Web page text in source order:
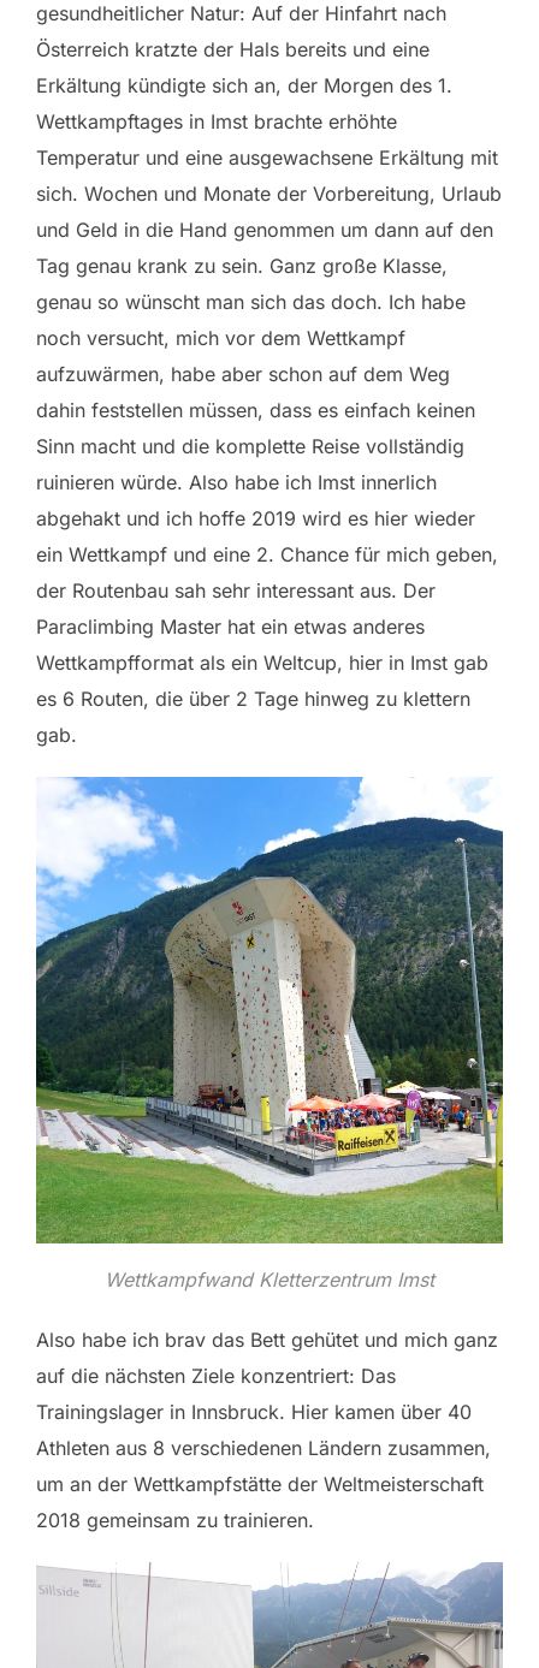
gesundheitlicher Natur: Auf der Hinfahrt nach
Österreich kratzte der Hals bereits und eine
Erkältung kündigte sich an, der Morgen des 1.
Wettkampftages in Imst brachte erhöhte
Temperatur und eine ausgewachsene Erkältung mit
sich. Wochen und Monate der Vorbereitung, Urlaub
und Geld in die Hand genommen um dann auf den
Tag genau krank zu sein. Ganz große Klasse,
genau so wünscht man sich das doch. Ich habe
noch versucht, mich vor dem Wettkampf
aufzuwärmen, habe aber schon auf dem Weg
dahin feststellen müssen, dass es einfach keinen
Sinn macht und die komplette Reise vollständig
ruinieren würde. Also habe ich Imst innerlich
abgehakt und ich hoffe 2019 wird es hier wieder
ein Wettkampf und eine 2. Chance für mich geben,
der Routenbau sah sehr interessant aus. Der
Paraclimbing Master hat ein etwas anderes
Wettkampfformat als ein Weltcup, hier in Imst gab
es 6 Routen, die über 2 Tage hinweg zu klettern
gab.
Wettkampfwand Kletterzentrum Imst
Also habe ich brav das Bett gehütet und mich ganz
auf die nächsten Ziele konzentriert: Das
Trainingslager in Innsbruck. Hier kamen über 40
Athleten aus 8 verschiedenen Ländern zusammen,
um an der Wettkampfstätte der Weltmeisterschaft
2018 gemeinsam zu trainieren.